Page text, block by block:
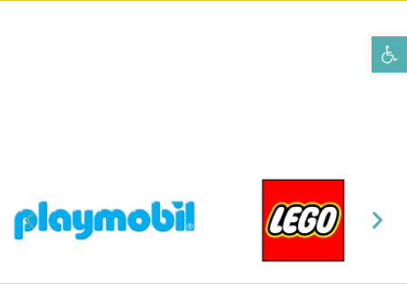
פתח סרגל נגישות